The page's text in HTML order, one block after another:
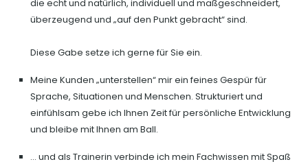
die echt und natürlich, individuell und maßgeschneidert,
überzeugend und „auf den Punkt gebracht“ sind.
Diese Gabe setze ich gerne für Sie ein.
Meine Kunden „unterstellen“ mir ein feines Gespür für
Sprache, Situationen und Menschen. Strukturiert und
einfühlsam gebe ich Ihnen Zeit für persönliche Entwicklung
und bleibe mit Ihnen am Ball.
… und als Trainerin verbinde ich mein Fachwissen mit Spaß